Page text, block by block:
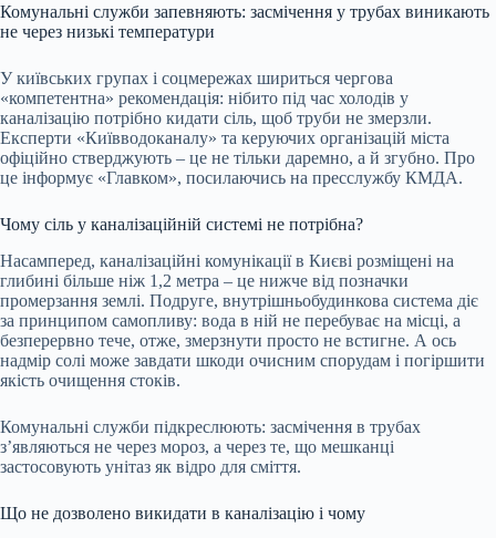
Комунальні служби запевняють: засмічення у трубах виникають
не через низькі температури
У київських групах і соцмережах шириться чергова
«компетентна» рекомендація: нібито під час холодів у
каналізацію потрібно кидати сіль, щоб труби не змерзли.
Експерти «Київводоканалу» та керуючих організацій міста
офіційно стверджують – це не тільки даремно, а й згубно. Про
це інформує «Главком», посилаючись на пресслужбу КМДА.
Чому сіль у каналізаційній системі не потрібна?
Насамперед, каналізаційні комунікації в Києві розміщені на
глибині більше ніж 1,2 метра – це нижче від позначки
промерзання землі. Подруге, внутрішньобудинкова система діє
за принципом самопливу: вода в ній не перебуває на місці, а
безперервно тече, отже, змерзнути просто не встигне. А ось
надмір солі може завдати шкоди очисним спорудам і погіршити
якість очищення стоків.
Комунальні служби підкреслюють: засмічення в трубах
з’являються не через мороз, а через те, що мешканці
застосовують унітаз як відро для сміття.
Що не дозволено викидати в каналізацію і чому